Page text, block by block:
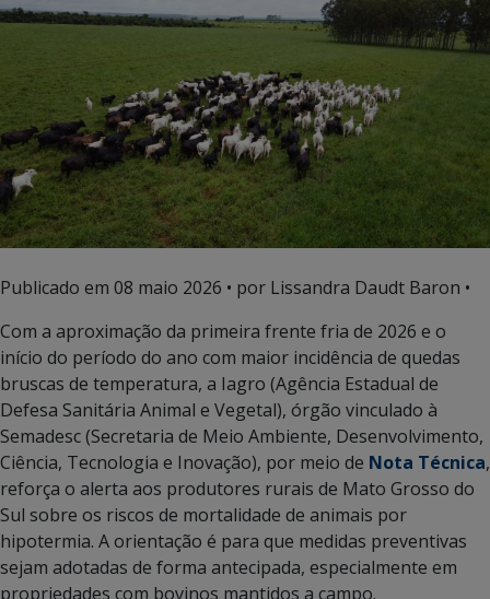
Publicado em 08 maio 2026 • por Lissandra Daudt Baron •
Com a aproximação da primeira frente fria de 2026 e o
início do período do ano com maior incidência de quedas
bruscas de temperatura, a Iagro (Agência Estadual de
Defesa Sanitária Animal e Vegetal), órgão vinculado à
Semadesc (Secretaria de Meio Ambiente, Desenvolvimento,
Ciência, Tecnologia e Inovação), por meio de Nota Técnica,
reforça o alerta aos produtores rurais de Mato Grosso do
Sul sobre os riscos de mortalidade de animais por
hipotermia. A orientação é para que medidas preventivas
sejam adotadas de forma antecipada, especialmente em
propriedades com bovinos mantidos a campo.